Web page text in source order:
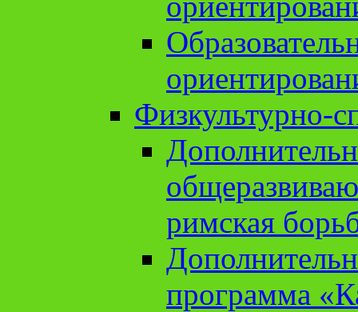
Физкультурно-
римская
программа